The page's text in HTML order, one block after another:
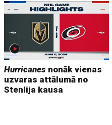
Hurricanes nonāk vienas
uzvaras attālumā no
Stenlija kausa